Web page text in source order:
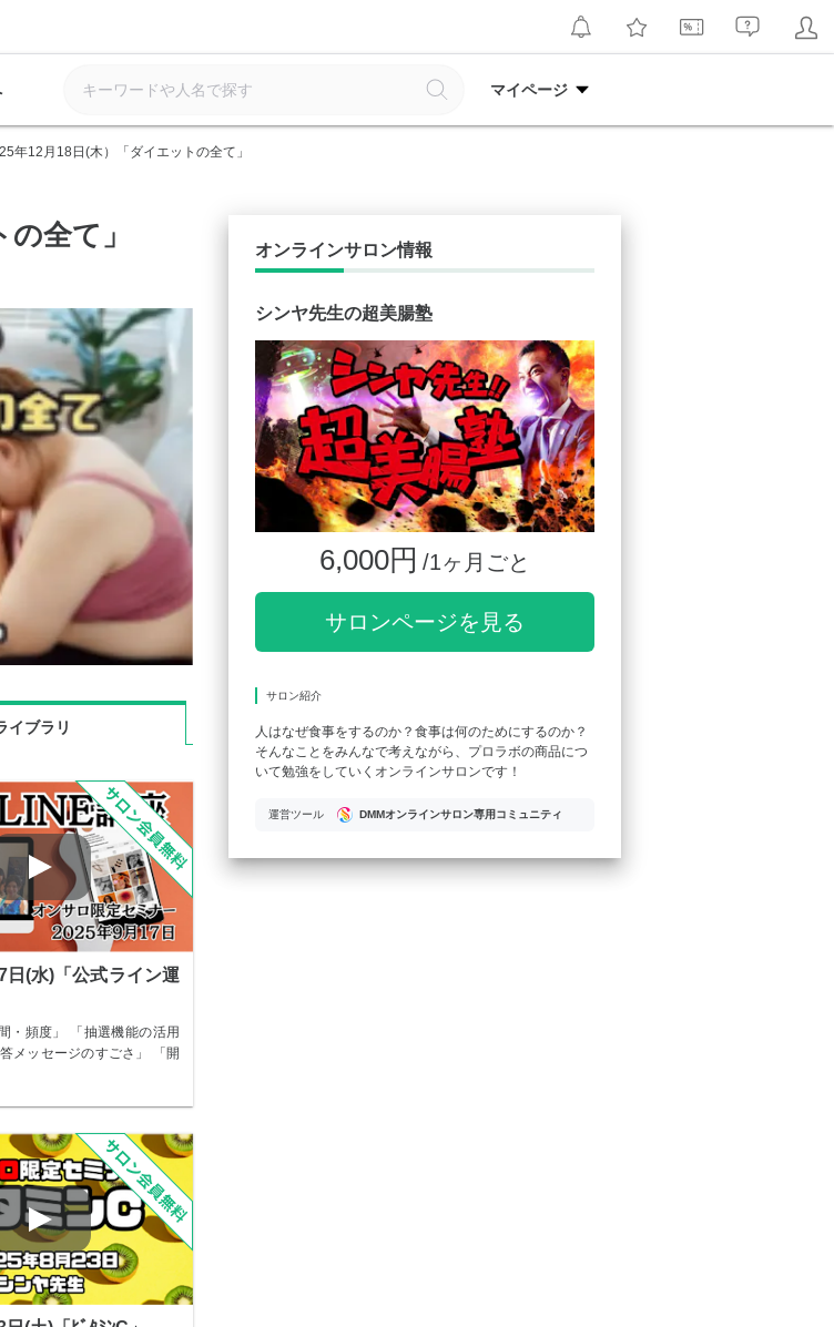
マイページ
年12月18日(木）「ダイエットの全て」
全て」
イブラリ
日(水)「公式ライン運
・頻度」 「抽選機能の活用
メッセージのすごさ」 「開
オンラインサロン情報
シンヤ先生の超美腸塾
6,000円 /1ヶ月ごと
サロンページを見る
サロン紹介
人はなぜ食事をするのか？食事は何のためにするのか？
そんなことをみんなで考えながら、プロラボの商品につ
いて勉強をしていくオンラインサロンです！
運営ツール DMMオンラインサロン専用コミュニティ